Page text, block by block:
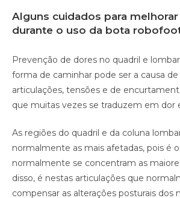
Alguns cuidados para
durante o uso da bota
Prevenção de dores no quadril e
forma de caminhar pode ser a causa
articulações, tensões e de
que muitas vezes se traduzem em dor
As regiões do quadril e da coluna
normalmente as mais afetadas, pois é
normalmente se concentram as
disso, é nestas articulações que
compensar as alterações posturais dos